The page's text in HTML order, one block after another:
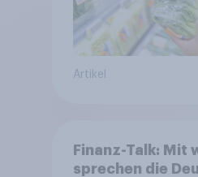
Artikel
Finanz-Talk: Mit
sprechen die